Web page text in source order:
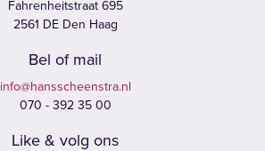
Fahrenheitstraat 695
2561 DE Den Haag
Bel of mail
info@hansscheenstra.nl
070 - 392 35 00
Like & volg ons